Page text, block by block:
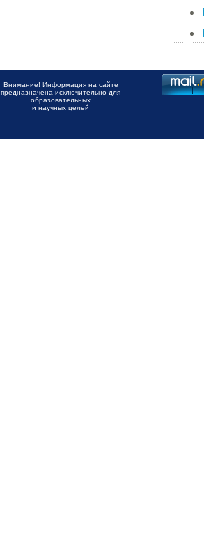
Внимание! Информация на сайте
предназначена исключительно для
образовательных
и научных целей